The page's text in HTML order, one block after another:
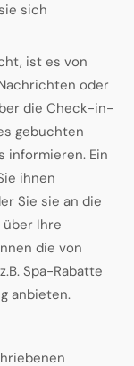
sich
ist es von
oder
die Check-in-
gebuchten
informieren. Ein
ihnen
Sie sie an die
Ihre
die von
Spa-Rabatte
anbieten.